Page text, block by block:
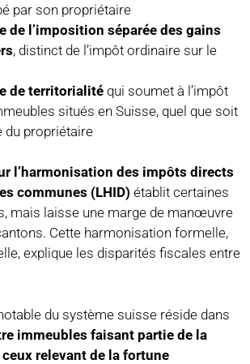
par son propriétaire
de l’imposition séparée des gains
, distinct de l’impôt ordinaire sur le
de territorialité qui soumet à l’impôt
situés en Suisse, quel que soit
du propriétaire
l’harmonisation des impôts directs
communes (LHID) établit certaines
mais laisse une marge de manœuvre
Cette harmonisation formelle,
explique les disparités fiscales entre
du système suisse réside dans
immeubles faisant partie de la
relevant de la fortune